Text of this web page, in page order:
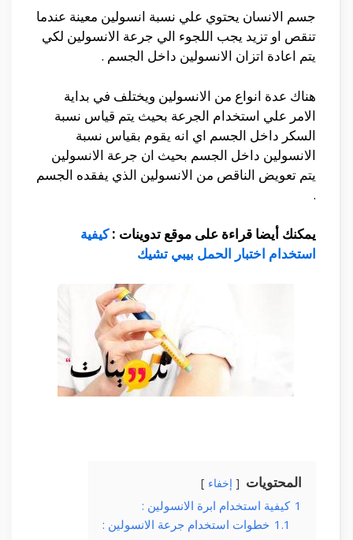
جسم الانسان يحتوي علي نسبة انسولين معينة عندما
تنقص او تزيد يجب اللجوء الي جرعة الانسولين لكي
يتم اعادة اتزان الانسولين داخل الجسم .
هناك عدة انواع من الانسولين ويختلف في بداية
الامر علي استخدام الجرعة بحيث يتم قياس نسبة
السكر داخل الجسم اي انه يقوم بقياس نسبة
الانسولين داخل الجسم بحيث ان جرعة الانسولين
يتم تعويض الناقص من الانسولين الذي يفقده الجسم
.
يمكنك أيضا قراءة على موقع تدوينات :كيفية
استخدام اختبار الحمل بيبي تشيك
المحتويات إخفاء
1 كيفية استخدام ابرة الانسولين :
1.1 خطوات استخدام جرعة الانسولين :